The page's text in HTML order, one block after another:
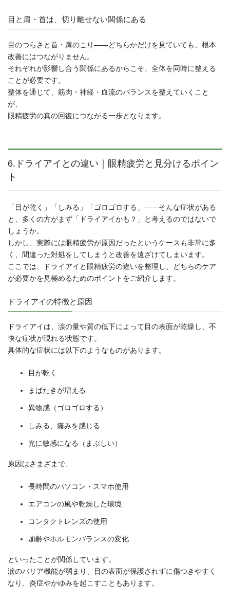
目と肩・首は、切り離せない関係にある
目のつらさと首・肩のこり――どちらかだけを見ていても、根本
改善にはつながりません。
それぞれが影響し合う関係にあるからこそ、全体を同時に整える
ことが必要です。
整体を通じて、筋肉・神経・血流のバランスを整えていくこと
が、
眼精疲労の真の回復につながる一歩となります。
6.ドライアイとの違い｜眼精疲労と見分けるポイン
ト
「目が乾く」「しみる」「ゴロゴロする」――そんな症状がある
と、多くの方がまず「ドライアイかも？」と考えるのではないで
しょうか。
しかし、実際には眼精疲労が原因だったというケースも非常に多
く、間違った対処をしてしまうと改善を遠ざけてしまいます。
ここでは、ドライアイと眼精疲労の違いを整理し、どちらのケア
が必要かを見極めるためのポイントをご紹介します。
ドライアイの特徴と原因
ドライアイは、涙の量や質の低下によって目の表面が乾燥し、不
快な症状が現れる状態です。
具体的な症状には以下のようなものがあります。
目が乾く
まばたきが増える
異物感（ゴロゴロする）
しみる、痛みを感じる
光に敏感になる（まぶしい）
原因はさまざまで、
長時間のパソコン・スマホ使用
エアコンの風や乾燥した環境
コンタクトレンズの使用
加齢やホルモンバランスの変化
といったことが関係しています。
涙のバリア機能が弱まり、目の表面が保護されずに傷つきやすく
なり、炎症やかゆみを起こすこともあります。